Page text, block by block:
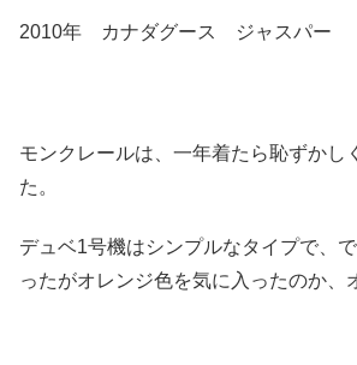
2010年 カナダグース ジャスパー
モンクレールは、一年着たら恥ずかし
た。
デュベ1号機はシンプルなタイプで、
ったがオレンジ色を気に入ったのか、